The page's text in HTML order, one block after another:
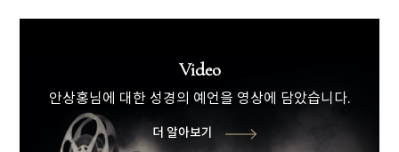
Video
안상홍님에 대한 성경의 예언을 영상에 담았습니다.
더 알아보기